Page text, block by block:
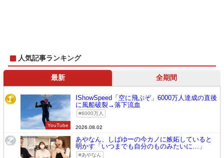
人気記事ランキング
最新 全期間
1
YouTube
IShowSpeed「空に飛ぶぞ」6000万人達成の直後
に風船破裂→落下流血
6000万人
2026.08.02
2
あやなん、しばゆーの今カノに嫉妬していると
明かす「いつまでも自分のものみたいに…」
あやなん